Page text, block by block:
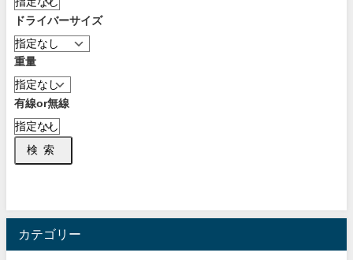
ドライバーサイズ
重量
有線or無線
検索
カテゴリー